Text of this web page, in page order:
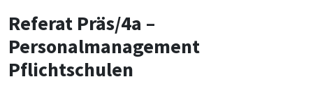
Referat Präs/4a –
Personalmanagement
Pflichtschulen